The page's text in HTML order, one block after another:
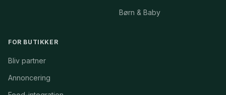
Børn & Baby
FOR BUTIKKER
Bliv partner
Annoncering